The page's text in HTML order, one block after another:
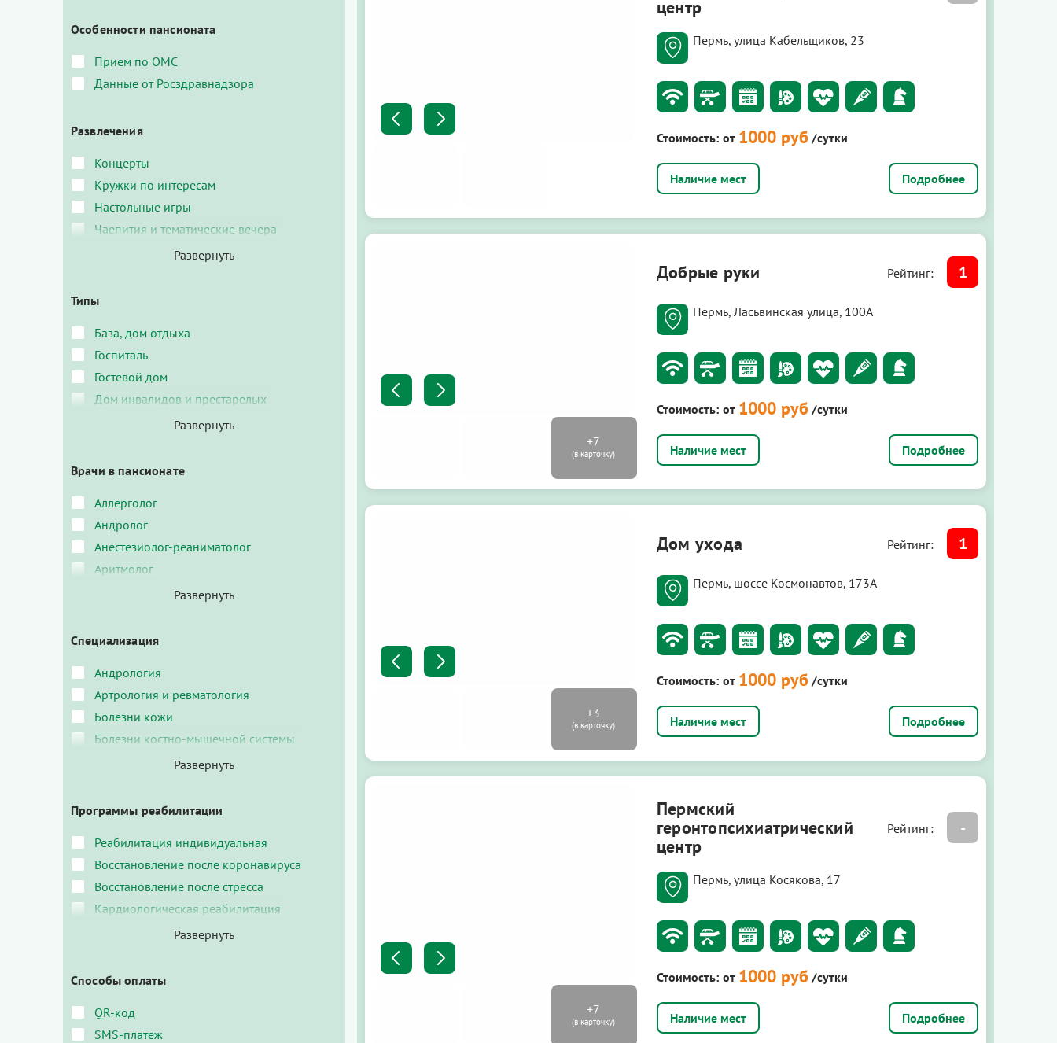
центр
Пермь, улица Кабельщиков, 23
Стоимость: от 1000 руб /сутки
Подробнее
Добрые руки Рейтинг: 1
Пермь, Ласьвинская улица, 100А
Стоимость: от 1000 руб /сутки
Подробнее
Дом ухода Рейтинг: 1
Пермь, шоссе Космонавтов, 173А
Стоимость: от 1000 руб /сутки
Подробнее
Пермский
геронтопсихиатрический
центр
Рейтинг: -
Пермь, улица Косякова, 17
Стоимость: от 1000 руб /сутки
Подробнее
Особенности пансионата
Прием по ОМС
Данные от Росздравнадзора
Развлечения
Концерты
Кружки по интересам
Настольные игры
Чаепития и тематические вечера
Типы
База, дом отдыха
Госпиталь
Гостевой дом
Дом инвалидов и престарелых
Врачи в пансионате
Аллерголог
Андролог
Анестезиолог-реаниматолог
Аритмолог
Специализация
Андрология
Артрология и ревматология
Болезни кожи
Болезни костно-мышечной системы
Программы реабилитации
Реабилитация индивидуальная
Восстановление после коронавируса
Восстановление после стресса
Кардиологическая реабилитация
Способы оплаты
QR-код
SMS-платеж